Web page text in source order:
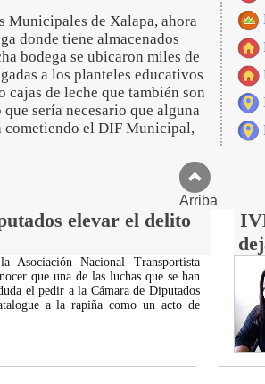
Municipales de Xalapa, ahora
donde tiene almacenados
bodega se ubicaron miles de
a los planteles educativos
cajas de leche que también son
sería necesario que alguna
cometiendo el DIF Municipal,
Arriba
elevar el delito
Asociación Nacional Transportista
que una de las luchas que se han
el pedir a la Cámara de Diputados
a la rapiña como un acto de